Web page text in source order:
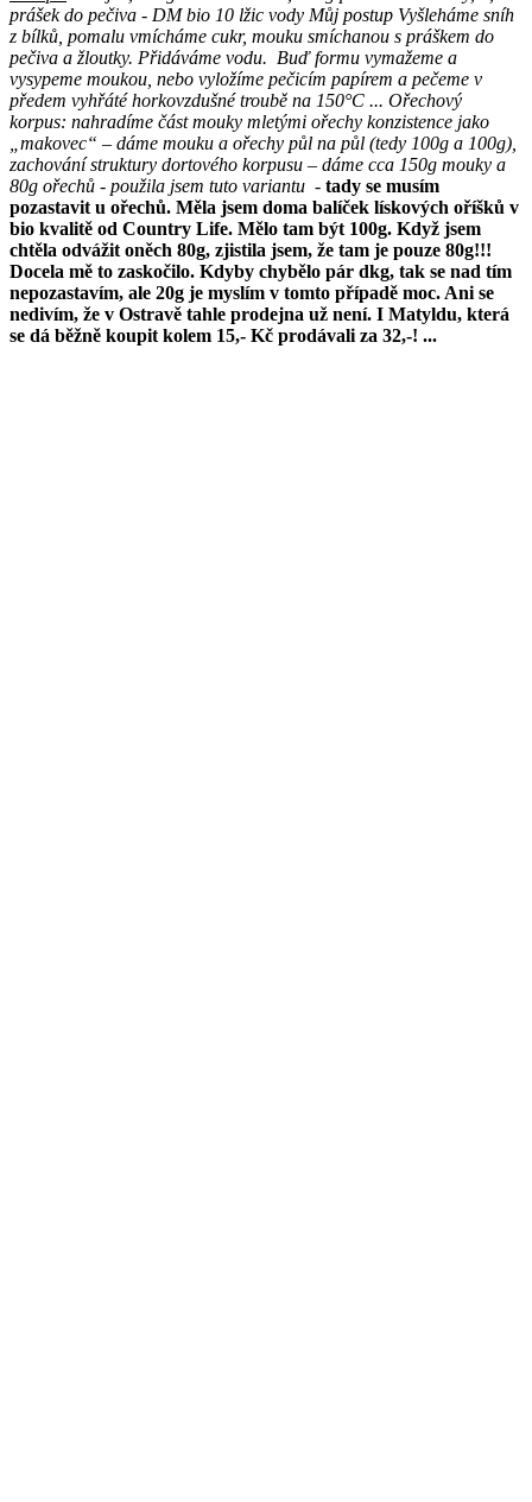
prášek do pečiva - DM bio 10 lžic vody Můj postup Vyšleháme sníh
z bílků, pomalu vmícháme cukr, mouku smíchanou s práškem do
pečiva a žloutky. Přidáváme vodu. Buď formu vymažeme a
vysypeme moukou, nebo vyložíme pečicím papírem a pečeme v
předem vyhřáté horkovzdušné troubě na 150°C ... Ořechový
korpus: nahradíme část mouky mletými ořechy konzistence jako
„makovec“ – dáme mouku a ořechy půl na půl (tedy 100g a 100g),
zachování struktury dortového korpusu – dáme cca 150g mouky a
80g ořechů - použila jsem tuto variantu - tady se musím
pozastavit u ořechů. Měla jsem doma balíček lískových oříšků v
bio kvalitě od Country Life. Mělo tam být 100g. Když jsem
chtěla odvážit oněch 80g, zjistila jsem, že tam je pouze 80g!!!
Docela mě to zaskočilo. Kdyby chybělo pár dkg, tak se nad tím
nepozastavím, ale 20g je myslím v tomto případě moc. Ani se
nedivím, že v Ostravě tahle prodejna už není. I Matyldu, která
se dá běžně koupit kolem 15,- Kč prodávali za 32,-! ...